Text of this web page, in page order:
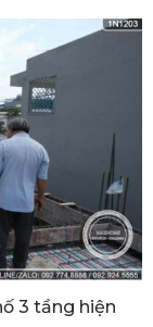
3 tầng hiện